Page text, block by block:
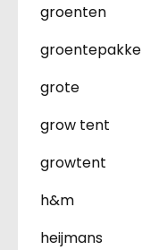
groenten
grote
grow tent
growtent
h&m
heijmans